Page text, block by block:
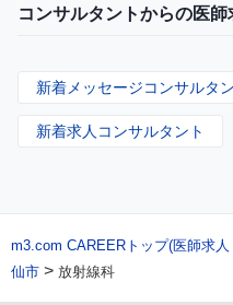
コンサルタントからの医師
新着メッセージコンサルタ
新着求人コンサルタント
m3.com CAREERトップ(医師求人
仙市 > 放射線科